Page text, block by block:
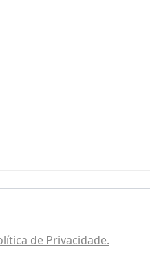
de Privacidade.